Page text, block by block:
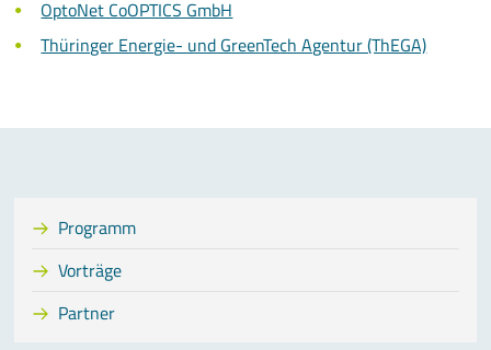
OptoNet CoOPTICS GmbH
Thüringer Energie- und GreenTech Agentur (ThEGA)
Programm
Vorträge
Partner